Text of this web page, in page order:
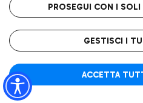
PROSEGUI CON I SOLI
GESTISCI I
ACCETTA